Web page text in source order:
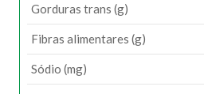
Gorduras trans (g)
Fibras alimentares (g)
Sódio (mg)